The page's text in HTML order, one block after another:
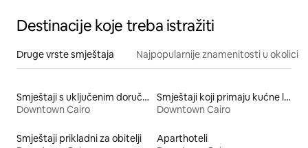
Destinacije koje treba istražiti
Druge vrste smještaja Najpopularnije znamenitosti u okolici
Smještaji s uključenim doručkom
Downtown Cairo
Smještaji koji primaju kućne ljubimce
Downtown Cairo
Smještaji prikladni za obitelji
Aparthoteli